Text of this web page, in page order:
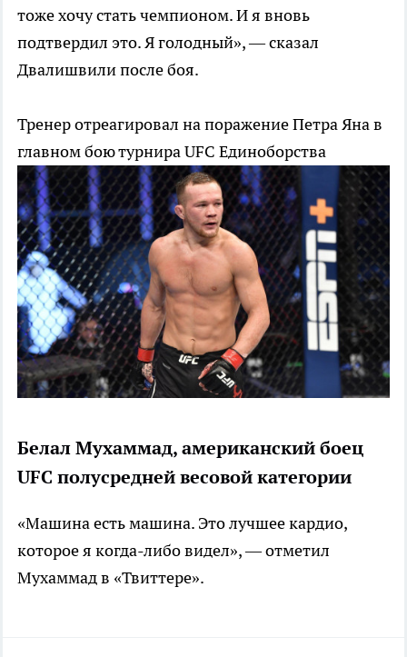
тоже хочу стать чемпионом. И я вновь
подтвердил это. Я голодный», — сказал
Двалишвили после боя.
Тренер отреагировал на поражение Петра Яна в
главном бою турнира UFC Единоборства
Белал Мухаммад, американский боец
UFC полусредней весовой категории
«Машина есть машина. Это лучшее кардио,
которое я когда-либо видел», — отметил
Мухаммад в «Твиттере».